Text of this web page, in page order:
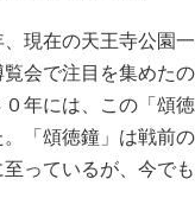
現在の天王寺公園
会で注目を集めた
年には、この「頌
「頌徳鐘」は戦前
っているが、今で